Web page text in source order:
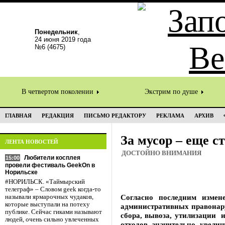
Понедельник,
24 июня 2019 года
№6 (4675)
В четвертом поколении Экстрим по душе
ГЛАВНАЯ РЕДАКЦИЯ ПИСЬМО РЕДАКТОРУ РЕКЛАМА АРХИВ
ЛЕНТА НОВОСТЕЙ
15:00
Любители косплея
провели фестиваль GeekOn в
Норильске
#НОРИЛЬСК. «Таймырский
телеграф» – Словом geek когда-то
называли ярмарочных чудаков,
которые выступали на потеху
публике. Сейчас гиками называют
людей, очень сильно увлеченных
За мусор – еще
ДОСТОЙНО ВНИМАНИЯ
Согласно последним
административных
сбора, вывоза,